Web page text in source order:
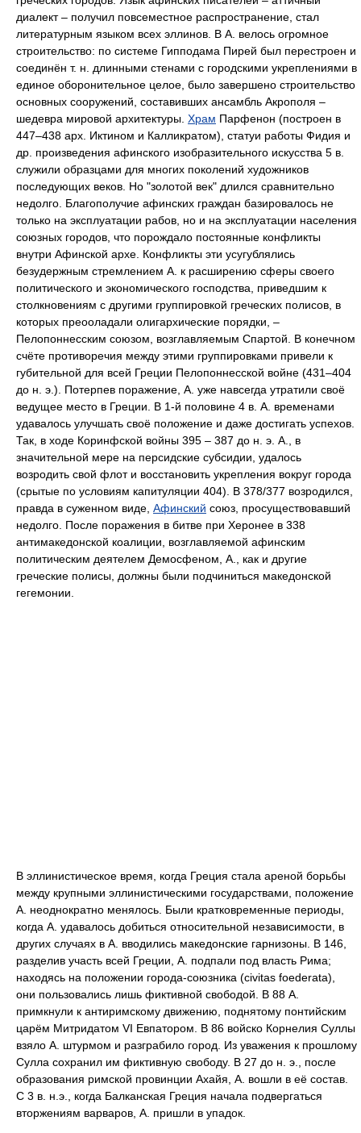
диалект ‒ получил повсеместное распространение, стал
литературным языком всех эллинов. В А. велось огромное
строительство: по системе Гипподама Пирей был перестроен и
соединён т. н. длинными стенами с городскими укреплениями в
единое оборонительное целое, было завершено строительство
основных сооружений, составивших ансамбль Акрополя ‒
шедевра мировой архитектуры. Храм Парфенон (построен в
447‒438 арх. Иктином и Калликратом), статуи работы Фидия и
др. произведения афинского изобразительного искусства 5 в.
служили образцами для многих поколений художников
последующих веков. Но "золотой век" длился сравнительно
недолго. Благополучие афинских граждан базировалось не
только на эксплуатации рабов, но и на эксплуатации населения
союзных городов, что порождало постоянные конфликты
внутри Афинской архе. Конфликты эти усугублялись
безудержным стремлением А. к расширению сферы своего
политического и экономического господства, приведшим к
столкновениям с другими группировкой греческих полисов, в
которых преооладали олигархические порядки, ‒
Пелопоннесским союзом
возглавляемым Спартой
В конечном
счёте противоречия между этими группировками привели к
губительной для всей Греции Пелопоннесской войне (431‒404
до н. э.). Потерпев поражение, А. уже навсегда утратили своё
ведущее место в Греции. В 1-й половине 4 в. А. временами
удавалось улучшать своё положение и даже достигать успехов.
Так, в ходе Коринфской войны 395 ‒ 387 до н. э. А., в
значительной мере на персидские субсидии, удалось
возродить свой флот и восстановить укрепления вокруг города
(срытые по условиям капитуляции 404). В 378/377 возродился,
правда в суженном виде, Афинский союз, просуществовавший
недолго. После поражения в битве при Херонее в 338
антимакедонской коалиции, возглавляемой афинским
политическим деятелем Демосфеном А., как и другие
греческие полисы, должны были подчиниться македонской
гегемонии.
В эллинистическое время, когда Греция стала ареной борьбы
между крупными эллинистическими государствами, положение
А. неоднократно менялось. Были кратковременные периоды,
когда А. удавалось добиться относительной независимости, в
других случаях в А. вводились македонские гарнизоны. В 146,
разделив участь всей Греции, А. подпали под власть Рима;
находясь на положении города-союзника (civitas foederata),
они пользовались лишь фиктивной свободой. В 88 А.
примкнули к антиримскому движению, поднятому понтийским
царём Митридатом VI Евпатором. В 86 войско Корнелия Суллы
взяло А. штурмом и разграбило город. Из уважения к прошлому
Сулла сохранил им фиктивную свободу. В 27 до н. э., после
образования римской провинции Ахайя А. вошли в её состав.
С 3 в. н.э., когда Балканская Греция начала подвергаться
вторжениям варваров, А. пришли в упадок.